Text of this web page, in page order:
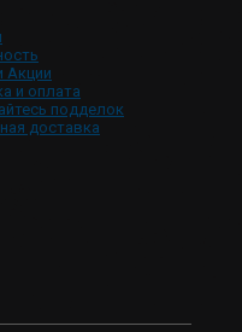
Акции
и оплата
подделок
доставка